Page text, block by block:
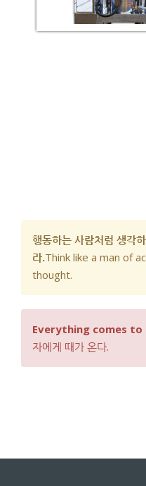
행동하는 사람처럼 생각
라.Think like a man of
thought.
Everything comes
자에게 때가 온다.